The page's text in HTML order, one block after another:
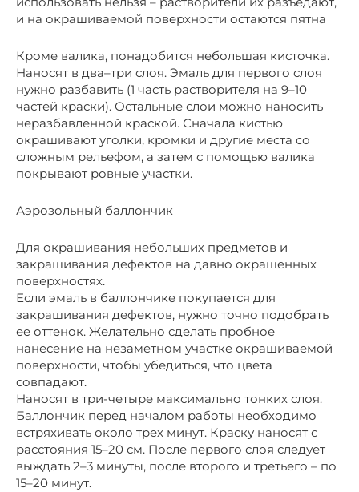
и на окрашиваемой поверхности остаются пятна
Кроме валика, понадобится небольшая кисточка.
Наносят в два–три слоя. Эмаль для первого слоя
нужно разбавить (1 часть растворителя на 9–10
частей краски). Остальные слои можно наносить
неразбавленной краской. Сначала кистью
окрашивают уголки, кромки и другие места со
сложным рельефом, а затем с помощью валика
покрывают ровные участки.
Аэрозольный баллончик
Для окрашивания небольших предметов и
закрашивания дефектов на давно окрашенных
поверхностях.
Если эмаль в баллончике покупается для
закрашивания дефектов, нужно точно подобрать
ее оттенок. Желательно сделать пробное
нанесение на незаметном участке окрашиваемой
поверхности, чтобы убедиться, что цвета
совпадают.
Наносят в три-четыре максимально тонких слоя.
Баллончик перед началом работы необходимо
встряхивать около трех минут. Краску наносят с
расстояния 15–20 см. После первого слоя следует
выждать 2–3 минуты, после второго и третьего – по
15–20 минут.